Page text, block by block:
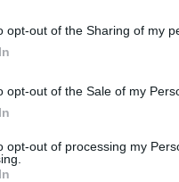
opt-out of the Sharing of my
opt-out of the Sale of my
opt-out of processing my